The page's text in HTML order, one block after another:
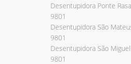
Desentupidora Ponte
9801
Desentupidora São
9801
Desentupidora São
9801